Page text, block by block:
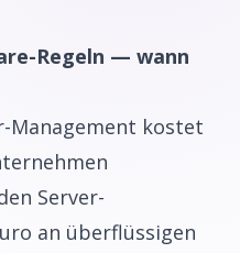
Regeln — wann
Management kostet
Server-
an überflüssigen